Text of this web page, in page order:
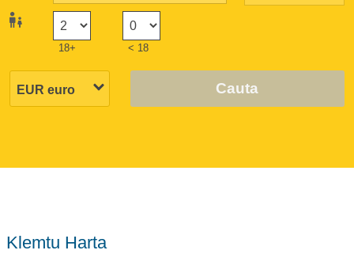
18+ < 18
Cauta
Klemtu Harta